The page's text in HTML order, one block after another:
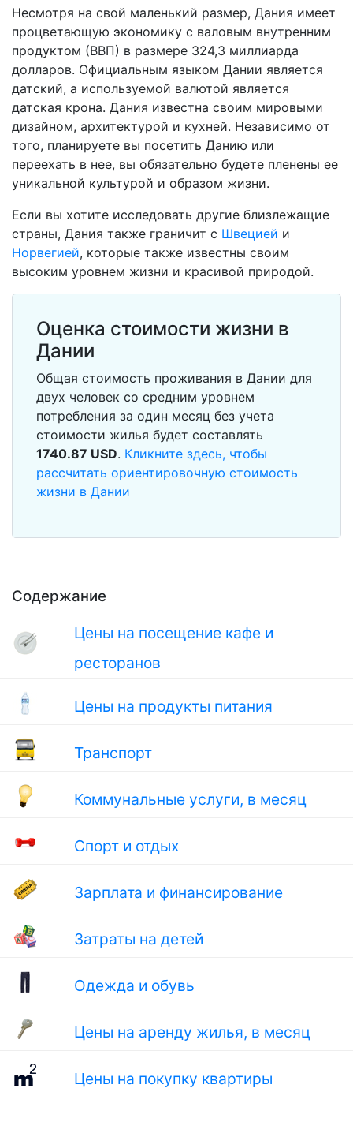
Содержание
Цены на посещение кафе и
ресторанов
Цены на продукты питания
Транспорт
Коммунальные услуги, в месяц
Спорт и отдых
Зарплата и финансирование
Затраты на детей
Одежда и обувь
Цены на аренду жилья, в месяц
Цены на покупку квартиры
Несмотря на свой маленький размер, Дания имеет
процветающую экономику с валовым внутренним
продуктом (ВВП) в размере 324,3 миллиарда
долларов. Официальным языком Дании является
датский, а используемой валютой является
датская крона. Дания известна своим мировыми
дизайном, архитектурой и кухней. Независимо от
того, планируете вы посетить Данию или
переехать в нее, вы обязательно будете пленены ее
уникальной культурой и образом жизни.
Если вы хотите исследовать другие близлежащие
страны, Дания также граничит с Швецией и
Норвегией, которые также известны своим
высоким уровнем жизни и красивой природой.
Оценка стоимости жизни в
Дании
Общая стоимость проживания в Дании для
двух человек со средним уровнем
потребления за один месяц без учета
стоимости жилья будет составлять
1740.87 USD. Кликните здесь, чтобы
рассчитать ориентировочную стоимость
жизни в Дании